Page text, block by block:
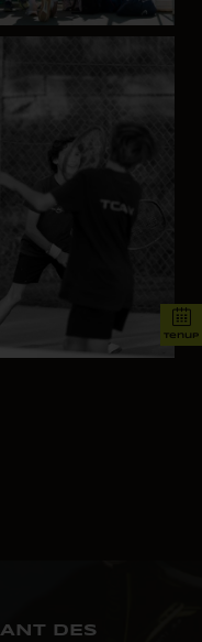
tenup
DES